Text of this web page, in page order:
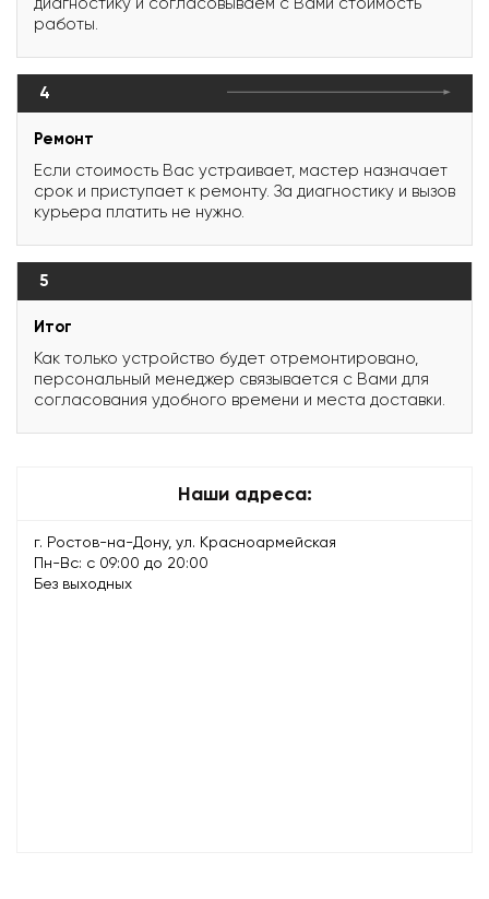
работы.
4
Ремонт
Если стоимость Вас устраивает, мастер назначает
срок и приступает к ремонту. За диагностику и вызов
курьера платить не нужно.
5
Итог
Как только устройство будет отремонтировано,
персональный менеджер связывается с Вами для
согласования удобного времени и места доставки.
Наши адреса:
г. Ростов-на-Дону, ул. Красноармейская
Пн-Вс: с 09:00 до 20:00
Без выходных